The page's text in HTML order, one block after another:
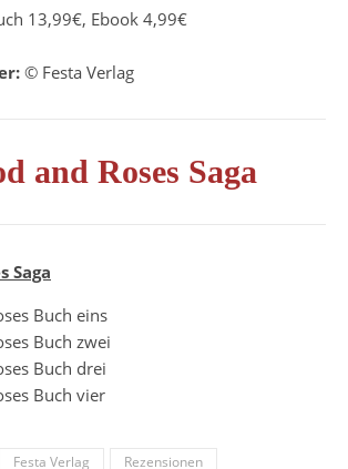
13,99€, Ebook 4,99€
© Festa Verlag
and Roses Saga
Saga
Buch eins
Buch zwei
Buch drei
Buch vier
Festa Verlag Rezensionen